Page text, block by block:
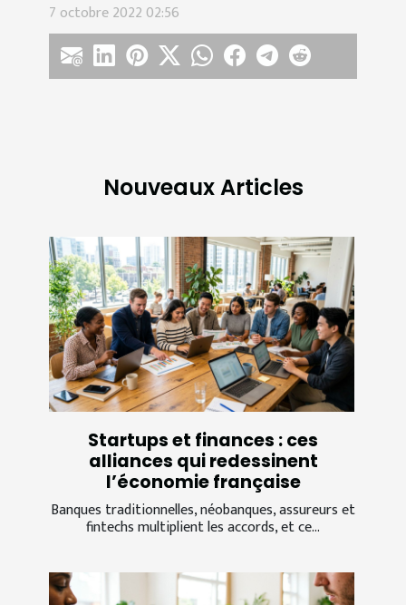
7 octobre 2022 02:56
Nouveaux Articles
Startups et finances : ces
alliances qui redessinent
l’économie française
Banques traditionnelles, néobanques, assureurs et
fintechs multiplient les accords, et ce...